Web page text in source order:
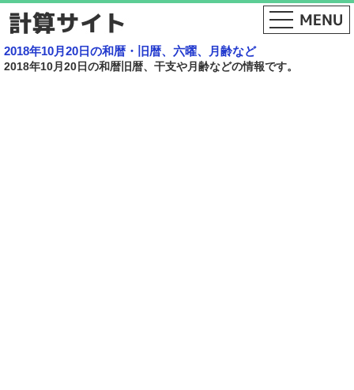
2018年10月20日の和暦・旧暦、六曜、月齢など
2018年10月20日の和暦旧暦、干支や月齢などの情報です。